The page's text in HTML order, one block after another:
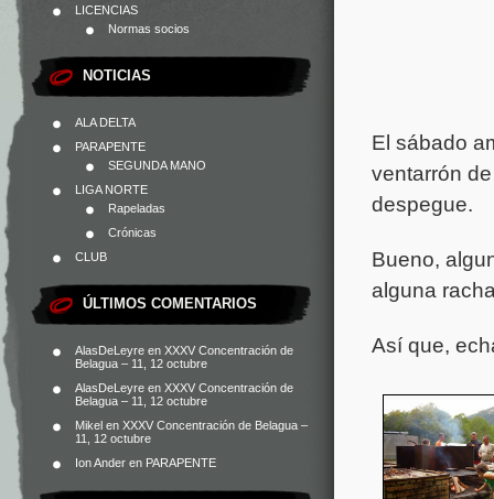
LICENCIAS
Normas socios
NOTICIAS
ALA DELTA
PARAPENTE
SEGUNDA MANO
LIGA NORTE
Rapeladas
Crónicas
CLUB
ÚLTIMOS COMENTARIOS
AlasDeLeyre en XXXV Concentración de
Belagua – 11, 12 octubre
AlasDeLeyre en XXXV Concentración de
Belagua – 11, 12 octubre
Mikel en XXXV Concentración de Belagua –
11, 12 octubre
Ion Ander en PARAPENTE
El sábado
ventarrón
despegue.
Bueno,
alguna
Así que,